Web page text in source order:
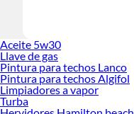
Aceite 5w30
Llave de gas
Pintura para techos Lanco
Pintura para techos Algifol
Limpiadores a vapor
Turba